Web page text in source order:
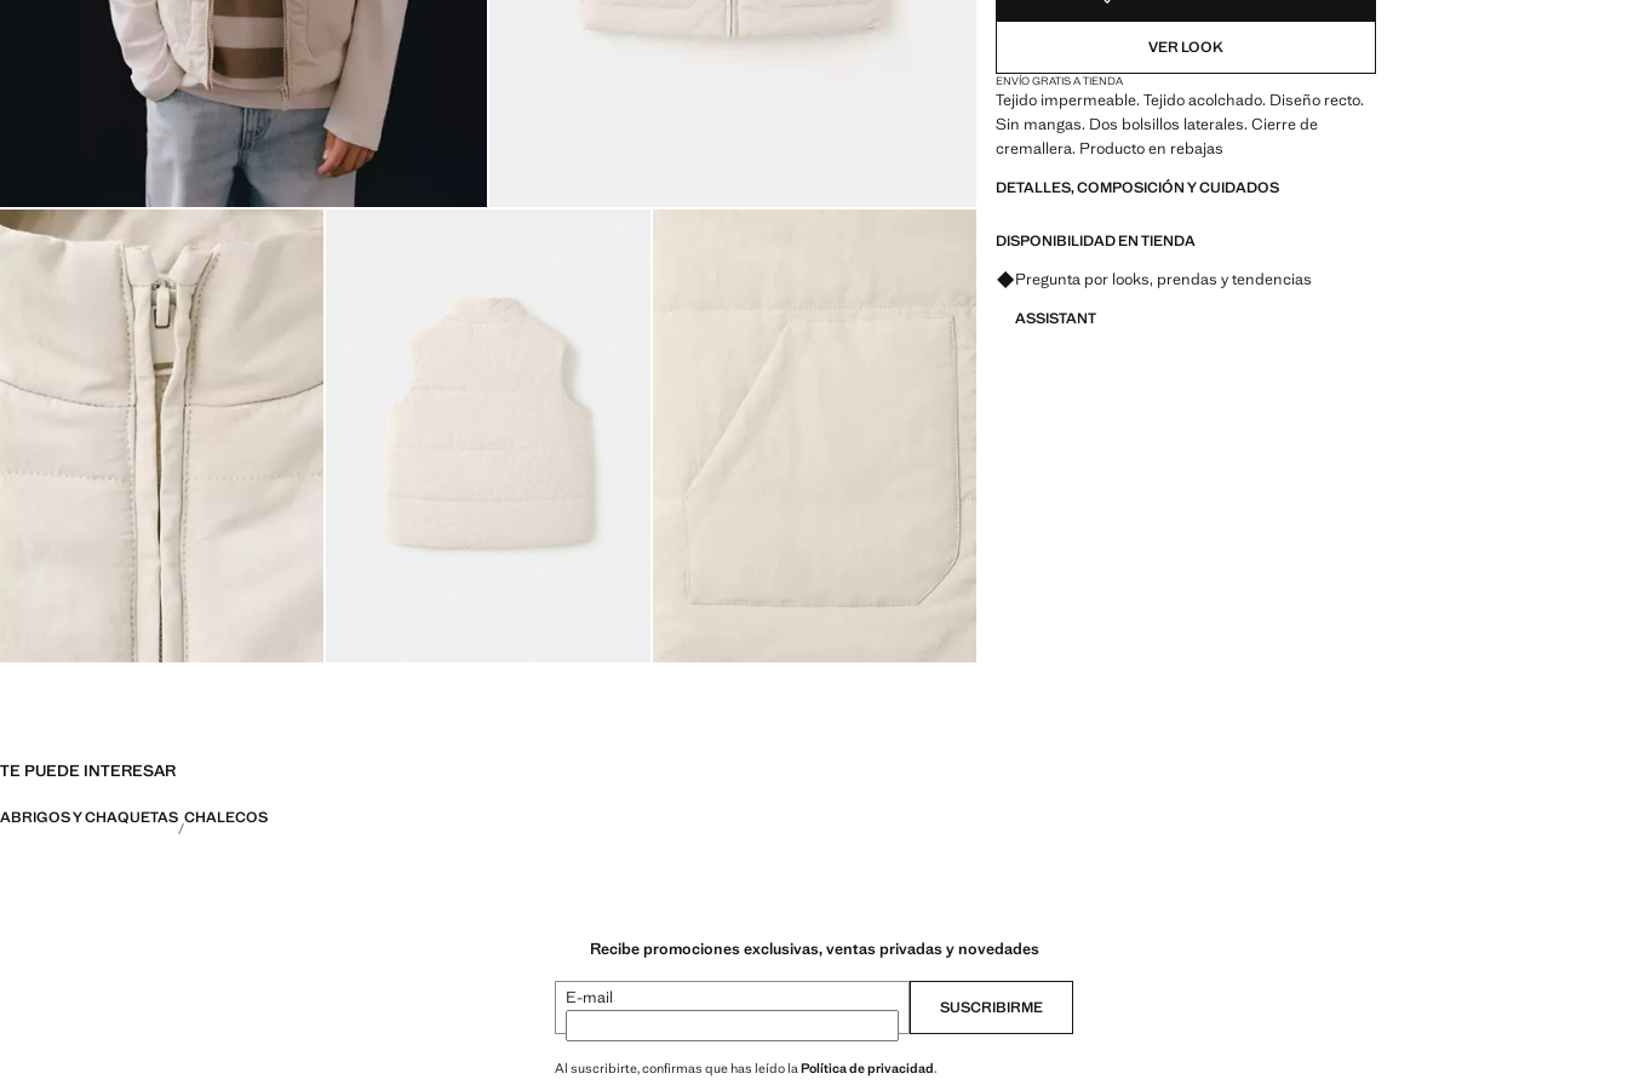
VER LOOK
ENVÍO GRATIS A TIENDA
Tejido impermeable. Tejido acolchado. Diseño recto.
Sin mangas. Dos bolsillos laterales. Cierre de
cremallera. Producto en rebajas
DETALLES, COMPOSICIÓN Y CUIDADOS
DISPONIBILIDAD EN TIENDA
Pregunta por looks, prendas y tendencias
ASSISTANT
TE PUEDE INTERESAR
ABRIGOS Y CHAQUETAS CHALECOS
Recibe promociones exclusivas, ventas privadas y novedades
E-mail SUSCRIBIRME
Al suscribirte, confirmas que has leído laPolítica de privacidad.